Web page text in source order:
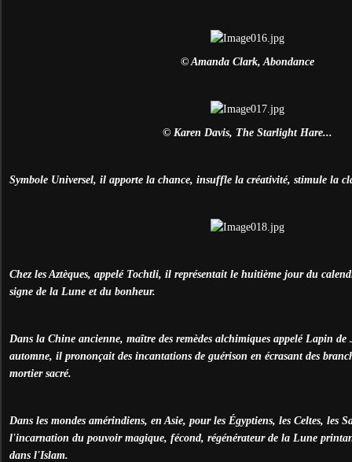
© Amanda Clark, Abondance
© Karen Davis, The Starlight Hare...
Symbole Universel, il apporte la chance, insuffle la créativité, stimule la
Chez les Aztèques, appelé Tochtli, il représentait le huitième jour du
signe de la Lune et du bonheur.
Dans la Chine ancienne, maître des remèdes alchimiques appelé Lapin de
automne, il prononçait des incantations de guérison en écrasant des
mortier sacré.
Dans les mondes amérindiens, en Asie, pour les Égyptiens, les Celtes, les
l'incarnation du pouvoir magique, fécond, régénérateur de la Lune
dans l'Islam.